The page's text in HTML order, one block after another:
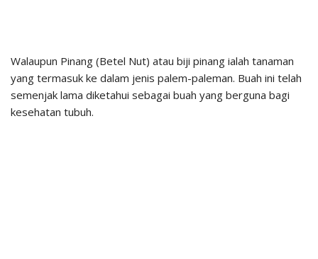
Walaupun Pinang (Betel Nut) atau biji pinang ialah tanaman
yang termasuk ke dalam jenis palem-paleman. Buah ini telah
semenjak lama diketahui sebagai buah yang berguna bagi
kesehatan tubuh.